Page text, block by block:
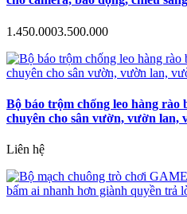
1.450.0003.500.000
Bộ báo trộm chống leo hàng rào
chuyên cho sân vườn, vườn lan,
Liên hệ